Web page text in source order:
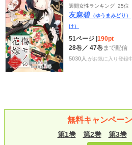
週間女性ランキング 25位
友麻碧 （ゆうまみどり）
け）
51ページ 190pt
28巻／ 47巻まで配信
5030人 がお気に入り登録
無料キャンペーン
第1巻
第2巻 第3巻